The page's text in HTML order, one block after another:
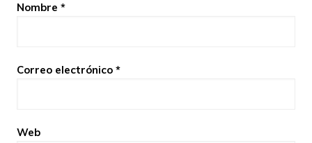
Nombre *
Correo electrónico *
Web